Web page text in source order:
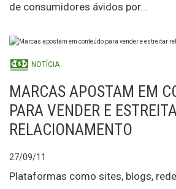
de consumidores ávidos por...
NOTÍCIA
MARCAS APOSTAM EM
PARA VENDER E
RELACIONAMENTO
27/09/11
Plataformas como sites, blogs,